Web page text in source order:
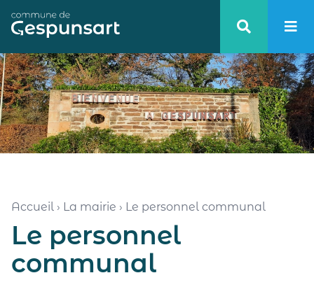
Haut de page
Accueil › La mairie › Le personnel communal
Le personnel
communal